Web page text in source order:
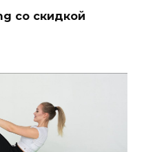
со скидкой